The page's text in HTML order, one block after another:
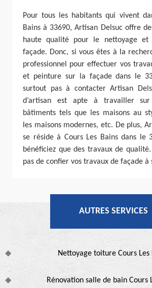
Pour tous les habitants qui vivent
Bains à 33690, Artisan Delsuc offre
haute qualité pour le nettoyage
façade. Donc, si vous êtes à la
professionnel pour effectuer vos
et peinture sur la façade dans le
surtout pas à contacter Artisan
d’artisan est apte à travailler
bâtiments tels que les maisons au
les maisons modernes, etc. De plus,
se réside à Cours Les Bains dans le
bénéficiez que des travaux de qualité.
pas de confier vos travaux de façade à
AUTRES SERVICES
Nettoyage toiture Cours Les
Rénovation salle de bain Cours